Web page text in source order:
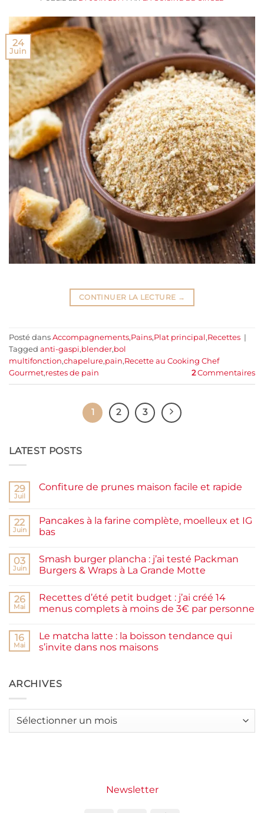
24
Juin
CONTINUER LA LECTURE →
Posté dans Accompagnements,Pains,Plat principal,Recettes |
Tagged anti-gaspi,blender,bol
multifonction,chapelure,pain,Recette au Cooking Chef
Gourmet,restes de pain 2Commentaires
1 2 3
LATEST POSTS
29
Juil
Confiture de prunes maison facile et rapide
Confiture
de
prunes
et
rapide
22
Juin
Pancakes à la farine complète, moelleux et IG
bas
sur
Pancakes
à
complète,
moelleux
et
03
Juin
Smash burger plancha : j’ai testé Packman
Burgers & Wraps à La Grande Motte
sur
Smash
burger
testé
Packman
Burgers &
Grande
Motte
26
Mai
Recettes d’été petit budget : j’ai créé 14
menus complets à moins de 3€ par personne
sur
Recettes
d’été
j’ai
créé
à
16
Mai
Le matcha latte : la boisson tendance qui
s’invite dans nos maisons
Le
matcha
boisson
ARCHIVES
Archives
Newsletter